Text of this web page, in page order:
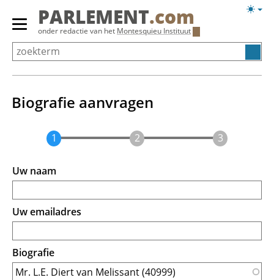
Overslaan
Primair
menu
tonen/verbergen
PARLEMENT.com
onder redactie van het Montesquieu Instituut
Biografie aanvragen
Uw naam
Uw emailadres
Biografie